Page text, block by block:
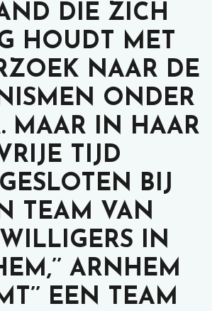
DIE ZICH
HOUDT MET
NAAR DE
ONDER
MAAR IN HAAR
TIJD
BIJ
TEAM VAN
IN
ARNHEM
EEN TEAM